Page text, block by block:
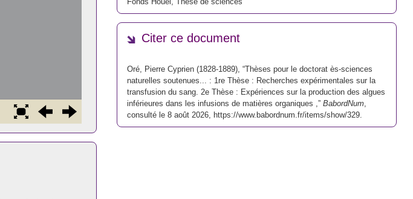
Citer ce document
Oré, Pierre Cyprien (1828-1889), “Thèses pour le doctorat ès-sciences
naturelles soutenues... : 1re Thèse : Recherches expérimentales sur la
transfusion du sang. 2e Thèse : Expériences sur la production des algues
inférieures dans les infusions de matières organiques ,” BabordNum,
consulté le 8 août 2026, https://www.babordnum.fr/items/show/329.